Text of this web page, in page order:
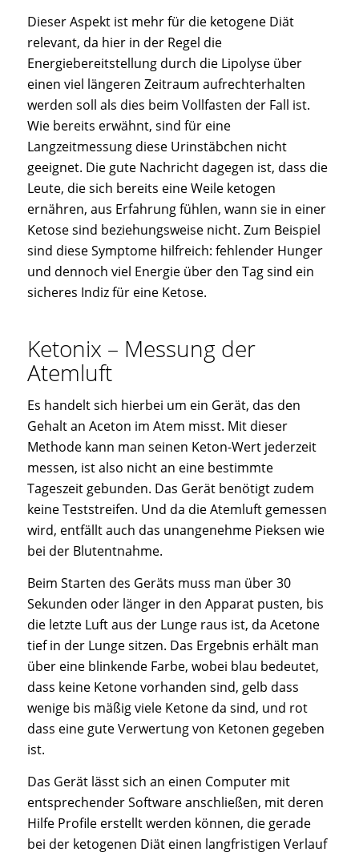
Dieser Aspekt ist mehr für die ketogene Diät
relevant, da hier in der Regel die
Energiebereitstellung durch die Lipolyse über
einen viel längeren Zeitraum aufrechterhalten
werden soll als dies beim Vollfasten der Fall ist.
Wie bereits erwähnt, sind für eine
Langzeitmessung diese Urinstäbchen nicht
geeignet. Die gute Nachricht dagegen ist, dass die
Leute, die sich bereits eine Weile ketogen
ernähren, aus Erfahrung fühlen, wann sie in einer
Ketose sind beziehungsweise nicht. Zum Beispiel
sind diese Symptome hilfreich: fehlender Hunger
und dennoch viel Energie über den Tag sind ein
sicheres Indiz für eine Ketose.
Ketonix – Messung der
Atemluft
Es handelt sich hierbei um ein Gerät, das den
Gehalt an Aceton im Atem misst. Mit dieser
Methode kann man seinen Keton-Wert jederzeit
messen, ist also nicht an eine bestimmte
Tageszeit gebunden. Das Gerät benötigt zudem
keine Teststreifen. Und da die Atemluft gemessen
wird, entfällt auch das unangenehme Pieksen wie
bei der Blutentnahme.
Beim Starten des Geräts muss man über 30
Sekunden oder länger in den Apparat pusten, bis
die letzte Luft aus der Lunge raus ist, da Acetone
tief in der Lunge sitzen. Das Ergebnis erhält man
über eine blinkende Farbe, wobei blau bedeutet,
dass keine Ketone vorhanden sind, gelb dass
wenige bis mäßig viele Ketone da sind, und rot
dass eine gute Verwertung von Ketonen gegeben
ist.
Das Gerät lässt sich an einen Computer mit
entsprechender Software anschließen, mit deren
Hilfe Profile erstellt werden können, die gerade
bei der ketogenen Diät einen langfristigen Verlauf